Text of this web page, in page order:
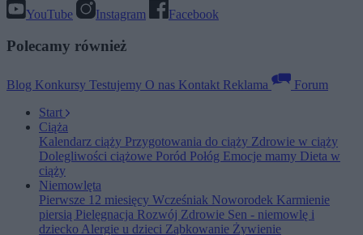
YouTube
Instagram Facebook
Polecamy również
Blog Konkursy Testujemy O nas Kontakt Reklama
Forum
Start
Ciąża
Kalendarz ciąży Przygotowania do ciąży Zdrowie w ciąży
Dolegliwości ciążowe Poród Połóg Emocje mamy Dieta w
ciąży
Niemowlęta
Pierwsze 12 miesięcy Wcześniak Noworodek Karmienie
piersią Pielęgnacja Rozwój Zdrowie Sen - niemowlę i
dziecko Alergie u dzieci Ząbkowanie Żywienie